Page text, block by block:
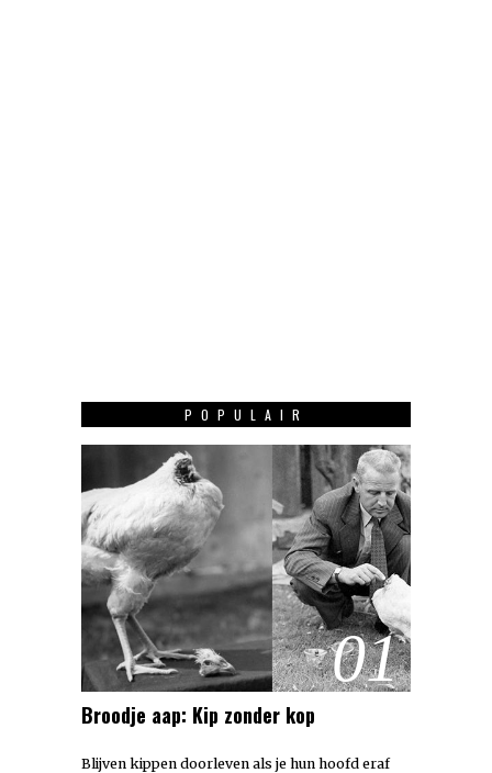
POPULAIR
01
Broodje aap: Kip zonder kop
Blijven kippen doorleven als je hun hoofd eraf